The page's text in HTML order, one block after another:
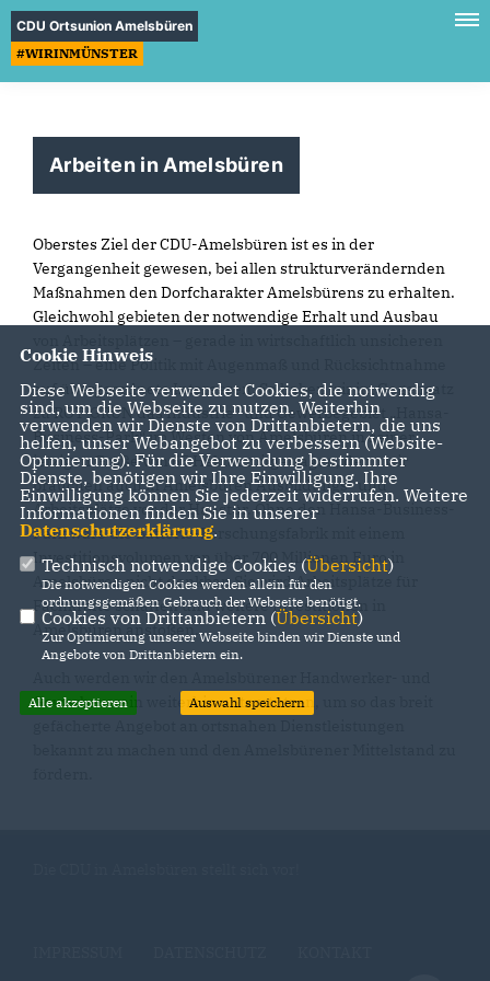
CDU Ortsunion Amelsbüren
#WIRINMÜNSTER
Arbeiten in Amelsbüren
Oberstes Ziel der CDU-Amelsbüren ist es in der
Vergangenheit gewesen, bei allen strukturverändernden
Maßnahmen den Dorfcharakter Amelsbürens zu erhalten.
Gleichwohl gebieten der notwendige Erhalt und Ausbau
Zeiten – eine Politik mit Augenmaß und Rücksichtnahme
auf übergeordnete Interessen. So haben wir im Gegensatz
zu ROT-GRÜN das Industrie- und Gewerbegebiet „Hansa-
Business-Park“ im Westen von Amelsbüren in seiner
jetzigen Größe von 65 Hektar mitgetragen, denn wir
brauchen auch in Amelsbüren Ausbildungs- und
Arbeitsplätze vor der Haustür. Ohne den Hansa-Business-
Park wäre die Batterie-Forschungsfabrik mit einem
Investitionsvolumen von über 700 Millionen Euro in
Amelsbüren nicht denkbar. Sie wird Arbeitsplätze für
Fachkräfte schaffen und weitere Investitionen in
Amelsbüren anstoßen.
Gewerbeverein weiterhin unterstützen, um so das breit
Cookie Hinweis
Diese Webseite verwendet Cookies, die notwendig
sind, um die Webseite zu nutzen. Weiterhin
verwenden wir Dienste von Drittanbietern, die uns
helfen, unser Webangebot zu verbessern (Website-
Optmierung). Für die Verwendung bestimmter
Dienste, benötigen wir Ihre Einwilligung. Ihre
Einwilligung können Sie jederzeit widerrufen. Weitere
Informationen finden Sie in unserer
Datenschutzerklärung.
Technisch notwendige Cookies (Übersicht)
Die notwendigen Cookies werden allein für den
ordnungsgemäßen Gebrauch der Webseite benötigt.
Cookies von Drittanbietern (Übersicht)
Zur Optimierung unserer Webseite binden wir Dienste und
Angebote von Drittanbietern ein.
Alle akzeptieren Auswahl speichern